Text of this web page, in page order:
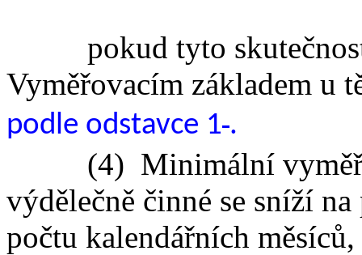
pokud tyto skutečnosti
Vyměřovacím základem u
podle odstavce 1 .
(4) Minimální
výdělečně činné se sníží
počtu kalendářních